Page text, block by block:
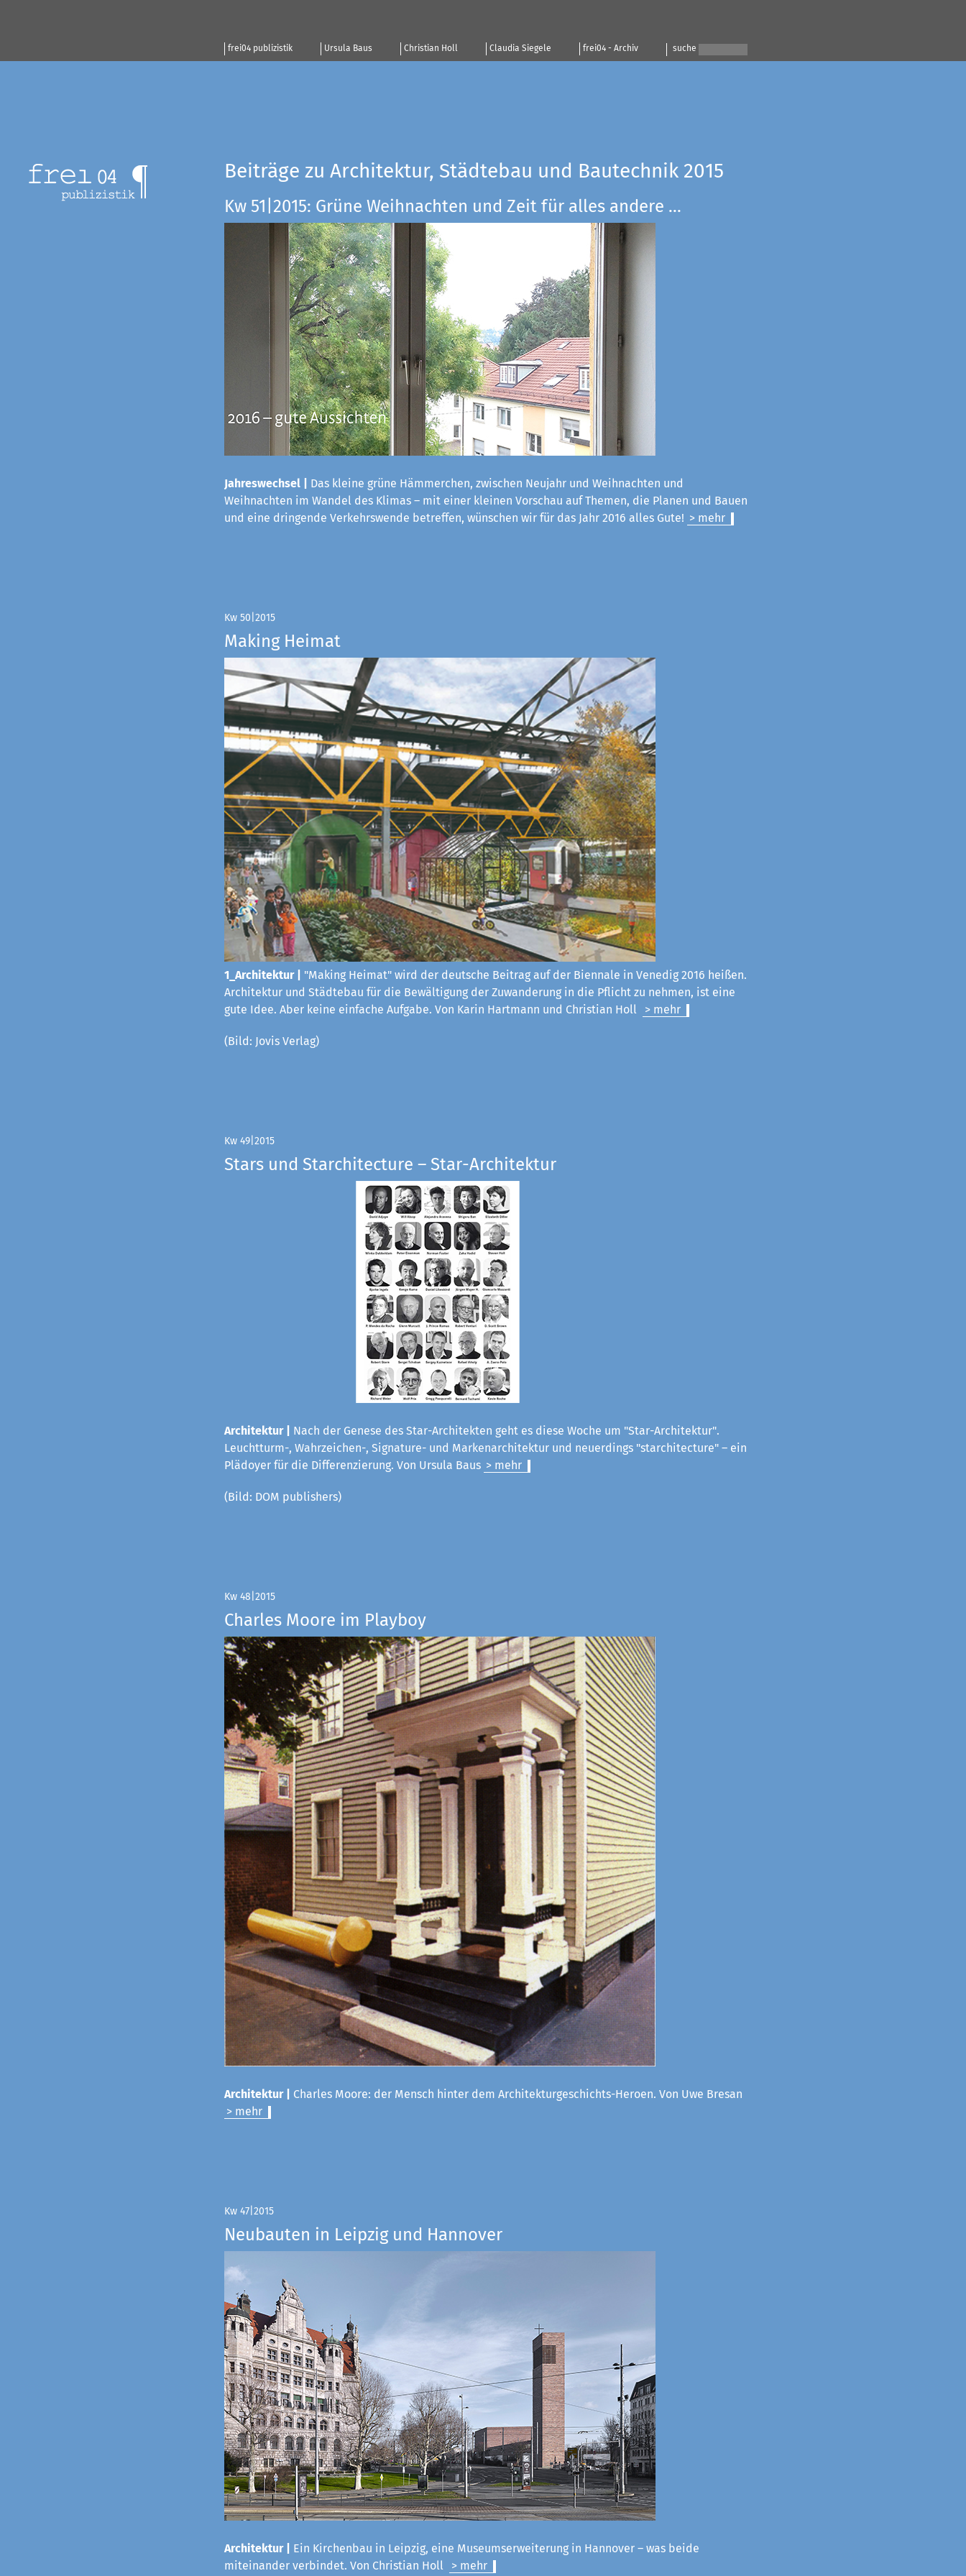
frei04 publizistik Ursula Baus Christian Holl Claudia Siegele frei04 - Archiv suche
Beiträge zu Architektur, Städtebau und Bautechnik 2015
Kw 51|2015: Grüne Weihnachten und Zeit für alles andere ...
Jahreswechsel |
Das kleine grüne Hämmerchen, zwischen Neujahr und Weihnachten und
Weihnachten im Wandel des Klimas – mit einer kleinen Vorschau auf Themen, die Planen und Bauen
und eine dringende Verkehrswende betreffen, wünschen wir für das Jahr 2016 alles Gute! > mehr
Kw 50|2015
Making Heimat
1_Architektur |
"Making Heimat" wird der deutsche Beitrag auf der Biennale in Venedig 2016 heißen.
Architektur und Städtebau für die Bewältigung der Zuwanderung in die Pflicht zu nehmen, ist eine
gute Idee. Aber keine einfache Aufgabe. Von Karin Hartmann und Christian Holl
> mehr
(Bild: Jovis Verlag)
Kw 49|2015
Stars und Starchitecture – Star-Architektur
Architektur |
Nach der Genese des Star-Architekten geht es diese Woche um "Star-Architektur".
Leuchtturm-, Wahrzeichen-, Signature- und Markenarchitektur und neuerdings "starchitecture" – ein
Plädoyer für die Differenzierung. Von Ursula Baus > mehr
(Bild: DOM publishers)
Kw 48|2015
Charles Moore im Playboy
Architektur | Charles Moore: der Mensch hinter dem Architekturgeschichts-Heroen. Von Uwe Bresan
> mehr
Kw 47|2015
Neubauten in Leipzig und Hannover
Architektur |
Ein Kirchenbau in Leipzig, eine Museumserweiterung in Hannover – was beide
miteinander verbindet. Von Christian Holl
> mehr